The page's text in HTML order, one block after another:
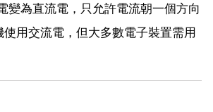
變為直流電，只允許電流朝一個方向
用交流電，但大多數電子裝置需用